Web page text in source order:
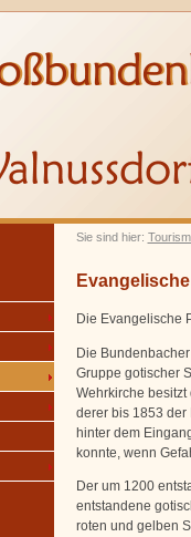
Sie sind hier:
Die Evangelische
Die
Gruppe gotischer
Wehrkirche
derer bis 1853 der
hinter dem
konnte, wenn
Der um 1200
entstandene
roten und gelben